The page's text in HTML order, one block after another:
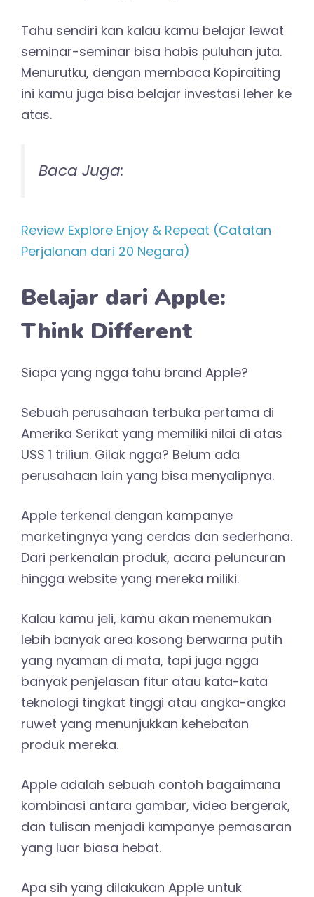
Tahu sendiri kan kalau kamu belajar lewat
seminar-seminar bisa habis puluhan juta.
Menurutku, dengan membaca Kopiraiting
ini kamu juga bisa belajar investasi leher ke
atas.
Baca Juga:
Review Explore Enjoy & Repeat (Catatan
Perjalanan dari 20 Negara)
Belajar dari Apple:
Think Different
Siapa yang ngga tahu brand Apple?
Sebuah perusahaan terbuka pertama di
Amerika Serikat yang memiliki nilai di atas
US$ 1 triliun. Gilak ngga? Belum ada
perusahaan lain yang bisa menyalipnya.
Apple terkenal dengan kampanye
marketingnya yang cerdas dan sederhana.
Dari perkenalan produk, acara peluncuran
hingga website yang mereka miliki.
Kalau kamu jeli, kamu akan menemukan
lebih banyak area kosong berwarna putih
yang nyaman di mata, tapi juga ngga
banyak penjelasan fitur atau kata-kata
teknologi tingkat tinggi atau angka-angka
ruwet yang menunjukkan kehebatan
produk mereka.
Apple adalah sebuah contoh bagaimana
kombinasi antara gambar, video bergerak,
dan tulisan menjadi kampanye pemasaran
yang luar biasa hebat.
Apa sih yang dilakukan Apple untuk